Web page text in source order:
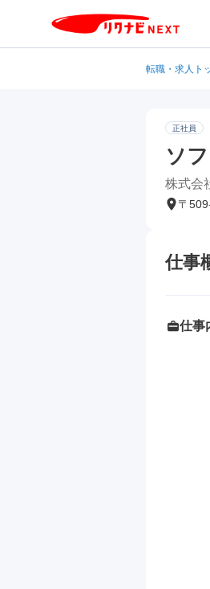
転職・求人ト
正社員
ソ
株式会
〒
仕事
仕事